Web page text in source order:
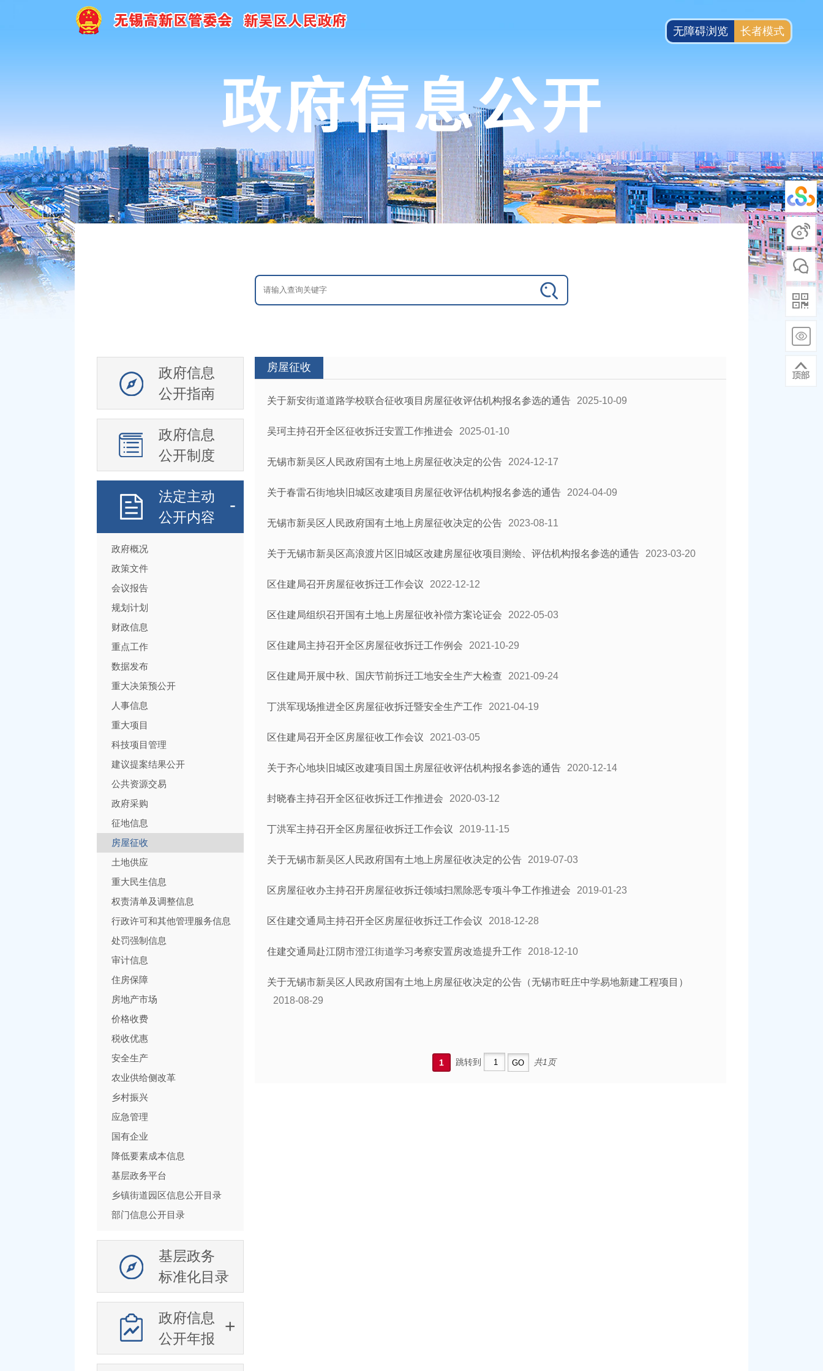
无障碍浏览 长者模式
政府信息
公开指南
政府信息
公开制度
法定主动
公开内容
政府概况
政策文件
会议报告
规划计划
财政信息
重点工作
数据发布
重大决策预公开
人事信息
重大项目
科技项目管理
建议提案结果公开
公共资源交易
政府采购
征地信息
房屋征收
土地供应
重大民生信息
权责清单及调整信息
行政许可和其他管理服务信息
处罚强制信息
审计信息
住房保障
房地产市场
价格收费
税收优惠
安全生产
农业供给侧改革
乡村振兴
应急管理
国有企业
降低要素成本信息
基层政务平台
乡镇街道园区信息公开目录
部门信息公开目录
基层政务
标准化目录
政府信息
公开年报
房屋征收
关于新安街道道路学校联合征收项目房屋征收评估机构报名参选的通告 2025-10-09
吴珂主持召开全区征收拆迁安置工作推进会 2025-01-10
无锡市新吴区人民政府国有土地上房屋征收决定的公告 2024-12-17
关于春雷石街地块旧城区改建项目房屋征收评估机构报名参选的通告 2024-04-09
无锡市新吴区人民政府国有土地上房屋征收决定的公告 2023-08-11
关于无锡市新吴区高浪渡片区旧城区改建房屋征收项目测绘、评估机构报名参选的通告 2023-03-20
区住建局召开房屋征收拆迁工作会议 2022-12-12
区住建局组织召开国有土地上房屋征收补偿方案论证会 2022-05-03
区住建局主持召开全区房屋征收拆迁工作例会 2021-10-29
区住建局开展中秋、国庆节前拆迁工地安全生产大检查 2021-09-24
丁洪军现场推进全区房屋征收拆迁暨安全生产工作 2021-04-19
区住建局召开全区房屋征收工作会议 2021-03-05
关于齐心地块旧城区改建项目国土房屋征收评估机构报名参选的通告 2020-12-14
封晓春主持召开全区征收拆迁工作推进会 2020-03-12
丁洪军主持召开全区房屋征收拆迁工作会议 2019-11-15
关于无锡市新吴区人民政府国有土地上房屋征收决定的公告 2019-07-03
区房屋征收办主持召开房屋征收拆迁领域扫黑除恶专项斗争工作推进会 2019-01-23
区住建交通局主持召开全区房屋征收拆迁工作会议 2018-12-28
住建交通局赴江阴市澄江街道学习考察安置房改造提升工作 2018-12-10
关于无锡市新吴区人民政府国有土地上房屋征收决定的公告（无锡市旺庄中学易地新建工程项目）
2018-08-29
1 跳转到 共1页